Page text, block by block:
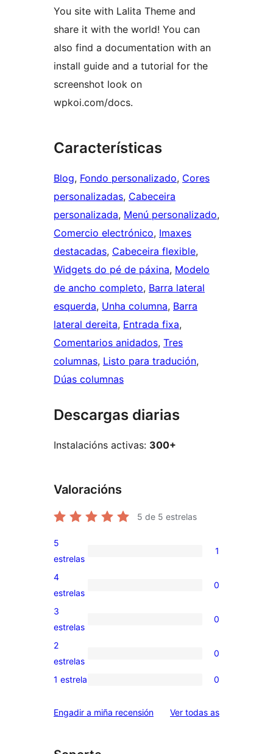
You site with Lalita Theme and
share it with the world! You can
also find a documentation with an
install guide and a tutorial for the
screenshot look on
wpkoi.com/docs.
Características
Blog, Fondo personalizado, Cores
personalizadas, Cabeceira
personalizada, Menú personalizado
Comercio electrónico, Imaxes
destacadas, Cabeceira flexible
Widgets do pé de páxina, Modelo
de ancho completo, Barra lateral
esquerda, Unha columna, Barra
lateral dereita, Entrada fixa
Comentarios anidados, Tres
columnas, Listo para tradución
Dúas columnas
Descargas diarias
Instalacións activas: 300+
Valoracións
5 de 5 estrelas
1
valoración
de
5
estrelas
1
0
valoracións
de
4
estrelas
0
0
valoracións
de
3
estrelas
0
0
valoracións
2
2
estrelas
0
0
de
estrelas
1 estrela 0
Engadir a miña recensión Ver todas asvaloracións